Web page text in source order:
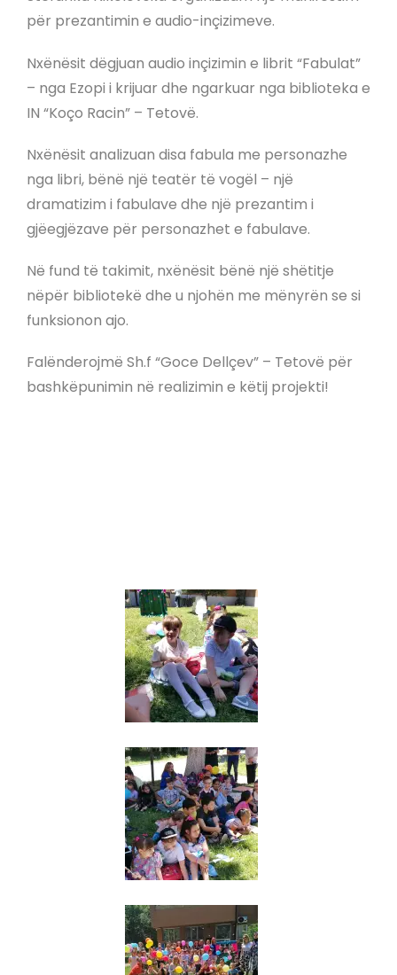
për prezantimin e audio-inçizimeve.
Nxënësit dëgjuan audio inçizimin e librit “Fabulat”
– nga Ezopi i krijuar dhe ngarkuar nga biblioteka e
IN “Koço Racin” – Tetovë.
Nxënësit analizuan disa fabula me personazhe
nga libri, bënë një teatër të vogël – një
dramatizim i fabulave dhe një prezantim i
gjëegjëzave për personazhet e fabulave.
Në fund të takimit, nxënësit bënë një shëtitje
nëpër bibliotekë dhe u njohën me mënyrën se si
funksionon ajo.
Falënderojmë Sh.f “Goce Dellçev” – Tetovë për
bashkëpunimin në realizimin e këtij projekti!